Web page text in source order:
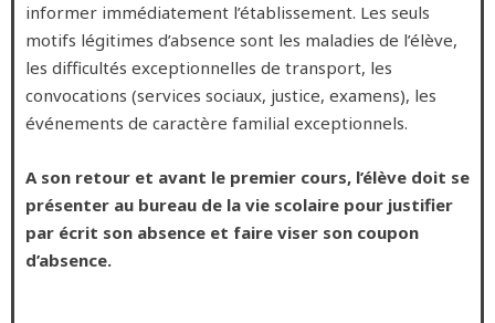
informer immédiatement l’établissement. Les seuls
motifs légitimes d’absence sont les maladies de l’élève,
les difficultés exceptionnelles de transport, les
convocations (services sociaux, justice, examens), les
événements de caractère familial exceptionnels.
A son retour et avant le premier cours, l’élève doit se
présenter au bureau de la vie scolaire pour justifier
par écrit son absence et faire viser son coupon
d’absence.